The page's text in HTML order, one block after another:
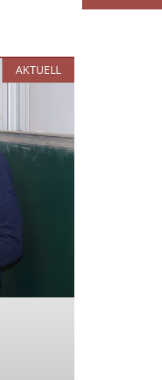
AKTUELL